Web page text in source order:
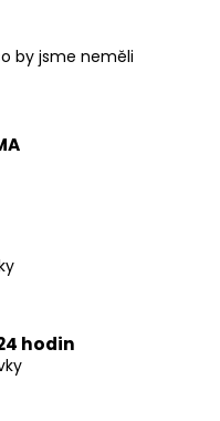
by jsme neměli
hodin